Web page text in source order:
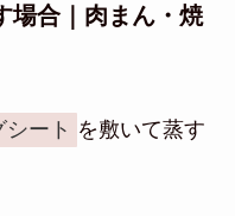
場合｜肉まん・焼
ート を敷いて蒸す